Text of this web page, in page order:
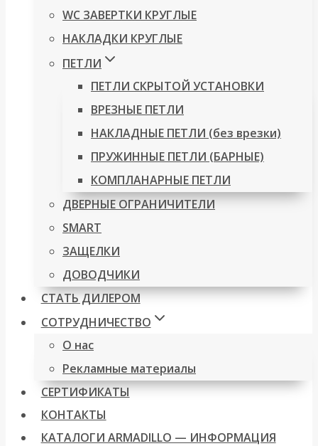
WC ЗАВЕРТКИ КРУГЛЫЕ
НАКЛАДКИ КРУГЛЫЕ
ПЕТЛИ
ПЕТЛИ СКРЫТОЙ УСТАНОВКИ
ВРЕЗНЫЕ ПЕТЛИ
НАКЛАДНЫЕ ПЕТЛИ (без врезки)
ПРУЖИННЫЕ ПЕТЛИ (БАРНЫЕ)
КОМПЛАНАРНЫЕ ПЕТЛИ
ДВЕРНЫЕ ОГРАНИЧИТЕЛИ
SMART
ЗАЩЕЛКИ
ДОВОДЧИКИ
СТАТЬ ДИЛЕРОМ
СОТРУДНИЧЕСТВО
О нас
Рекламные материалы
СЕРТИФИКАТЫ
КОНТАКТЫ
КАТАЛОГИ ARMADILLO — ИНФОРМАЦИЯ